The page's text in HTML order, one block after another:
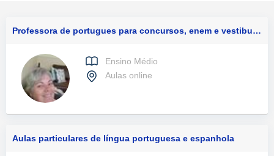
Professora de portugues para concursos, enem e vestibulares
Ensino Médio
Aulas online
Aulas particulares de língua portuguesa e espanhola